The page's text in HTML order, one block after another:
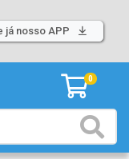
já nosso APP
0